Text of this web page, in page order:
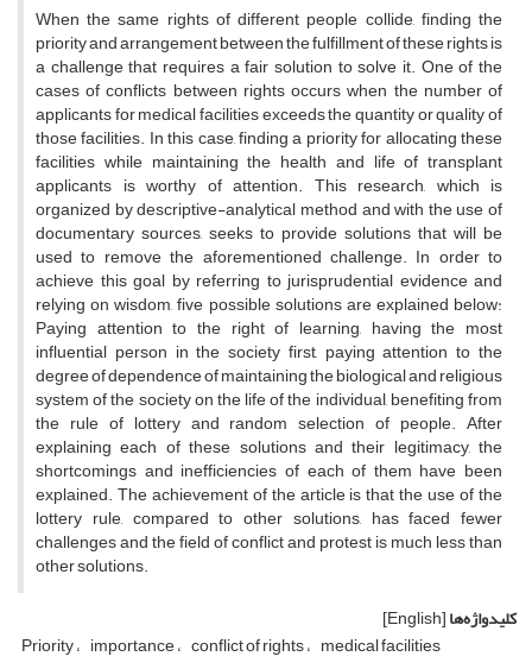
When the same rights of different people collide, finding the
priority and arrangement between the fulfillment of these rights is
a challenge that requires a fair solution to solve it. One of the
cases of conflicts between rights occurs when the number of
applicants for medical facilities exceeds the quantity or quality of
those facilities. In this case, finding a priority for allocating these
facilities while maintaining the health and life of transplant
applicants is worthy of attention. This research, which is
organized by descriptive-analytical method and with the use of
documentary sources, seeks to provide solutions that will be
used to remove the aforementioned challenge. In order to
achieve this goal by referring to jurisprudential evidence and
relying on wisdom, five possible solutions are explained below:
Paying attention to the right of learning, having the most
influential person in the society first, paying attention to the
degree of dependence of maintaining the biological and religious
system of the society on the life of the individual, benefiting from
the rule of lottery and random selection of people. After
explaining each of these solutions and their legitimacy, the
shortcomings and inefficiencies of each of them have been
explained. The achievement of the article is that the use of the
lottery rule, compared to other solutions, has faced fewer
challenges and the field of conflict and protest is much less than
other solutions.
کلیدواژه‌ها[English]
Priority importance conflict of rights medical facilities